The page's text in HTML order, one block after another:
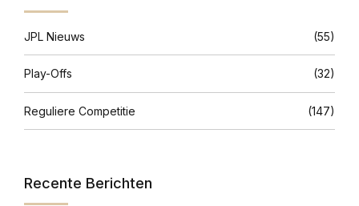
JPL Nieuws (55)
Play-Offs (32)
Reguliere Competitie (147)
Recente Berichten